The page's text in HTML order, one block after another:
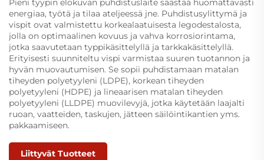
Pieni tyypin elokuvan puhdistuslaite säästää huomattavasti
energiaa, työtä ja tilaa ateljeessä jne. Puhdistusylittymä ja
vispit ovat valmistettu korkealaatuisesta legodestalosta,
jolla on optimaalinen kovuus ja vahva korrosiorintama,
jotka saavutetaan typpikäsittelyllä ja tarkkakäsittelyllä.
Erityisesti suunniteltu vispi varmistaa suuren tuotannon ja
hyvän muovautumisen. Se sopii puhdistamaan matalan
tiheyden polyetyyleni (LDPE), korkean tiheyden
polyetyyleni (HDPE) ja lineaarisen matalan tiheyden
polyetyyleni (LLDPE) muovilevyjä, jotka käytetään laajalti
ruoan, vaatteiden, taskujen, jätteen säilöintikantien yms.
pakkaamiseen.
Liittyvät Tuotteet